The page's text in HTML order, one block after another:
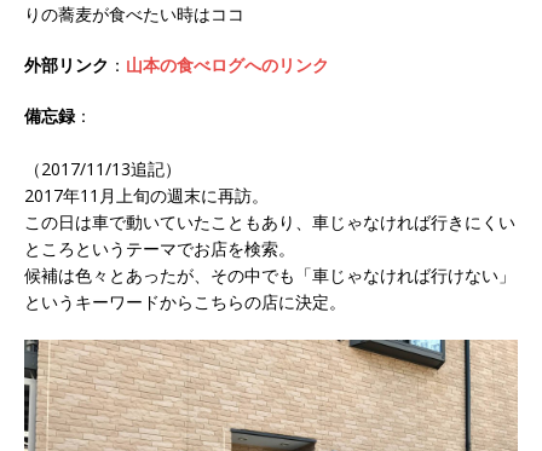
りの蕎麦が食べたい時はココ
外部リンク ： 山本の食べログへのリンク
備忘録 ：
（2017/11/13追記）
2017年11月上旬の週末に再訪。
この日は車で動いていたこともあり、車じゃなければ行きにくい
ところというテーマでお店を検索。
候補は色々とあったが、その中でも「車じゃなければ行けない」
というキーワードからこちらの店に決定。